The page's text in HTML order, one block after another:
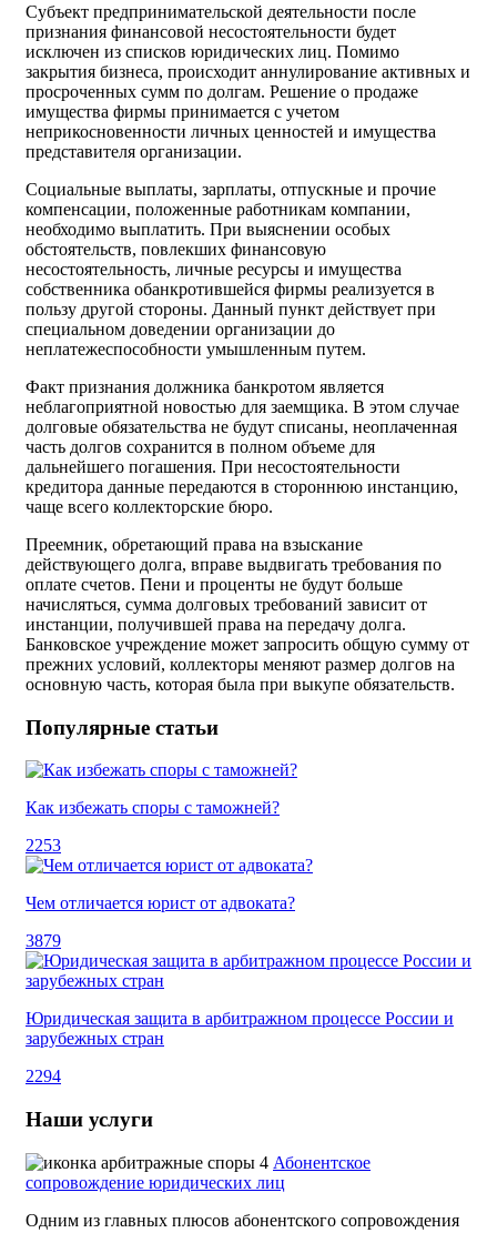
Субъект предпринимательской деятельности после
признания финансовой несостоятельности будет
исключен из списков юридических лиц. Помимо
закрытия бизнеса, происходит аннулирование активных и
просроченных сумм по долгам. Решение о продаже
имущества фирмы принимается с учетом
неприкосновенности личных ценностей и имущества
представителя организации.
Социальные выплаты, зарплаты, отпускные и прочие
компенсации, положенные работникам компании,
необходимо выплатить. При выяснении особых
обстоятельств, повлекших финансовую
несостоятельность, личные ресурсы и имущества
собственника обанкротившейся фирмы реализуется в
пользу другой стороны. Данный пункт действует при
специальном доведении организации до
неплатежеспособности умышленным путем.
Факт признания должника банкротом является
неблагоприятной новостью для заемщика. В этом случае
долговые обязательства не будут списаны, неоплаченная
часть долгов сохранится в полном объеме для
дальнейшего погашения. При несостоятельности
кредитора данные передаются в стороннюю инстанцию,
чаще всего коллекторские бюро.
Преемник, обретающий права на взыскание
действующего долга, вправе выдвигать требования по
оплате счетов. Пени и проценты не будут больше
начисляться, сумма долговых требований зависит от
инстанции, получившей права на передачу долга.
Банковское учреждение может запросить общую сумму от
прежних условий, коллекторы меняют размер долгов на
основную часть, которая была при выкупе обязательств.
Популярные статьи
Как избежать споры с таможней?
2253
Чем отличается юрист от адвоката?
3879
Юридическая защита в арбитражном процессе России и
зарубежных стран
2294
Наши услуги
Абонентское
сопровождение юридических лиц
Одним из главных плюсов абонентского сопровождения